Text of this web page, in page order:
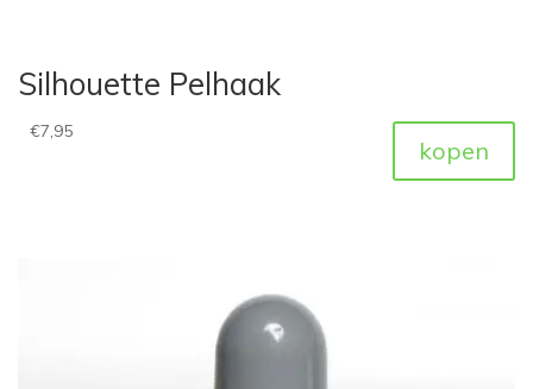
Silhouette Pelhaak
€7,95
kopen